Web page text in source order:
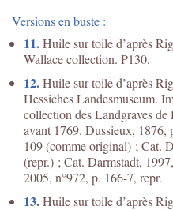
Versions en buste :
11.Huile sur toile d’après
Wallace collection. P130.
12.Huile sur toile d’après
Hessiches Landesmuseum.
collection des Landgraves de
avant 1769. Dussieux, 1876,
109 (comme original) ; Cat.
(repr.) ; Cat. Darmstadt,
2005, n°972, p. 166-7, repr.
13.Huile sur toile d’après